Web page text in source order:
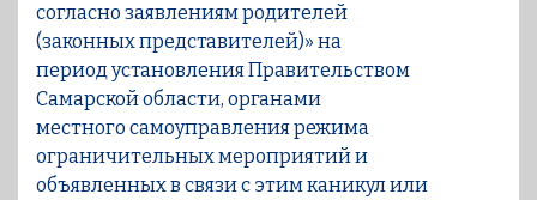
согласно заявлениям родителей
(законных представителей)» на
период установления Правительством
Самарской области, органами
местного самоуправления режима
ограничительных мероприятий и
объявленных в связи с этим каникул или